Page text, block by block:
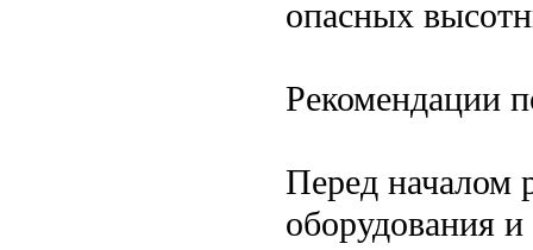
опасных
Рекомендации
Перед началом
оборудования